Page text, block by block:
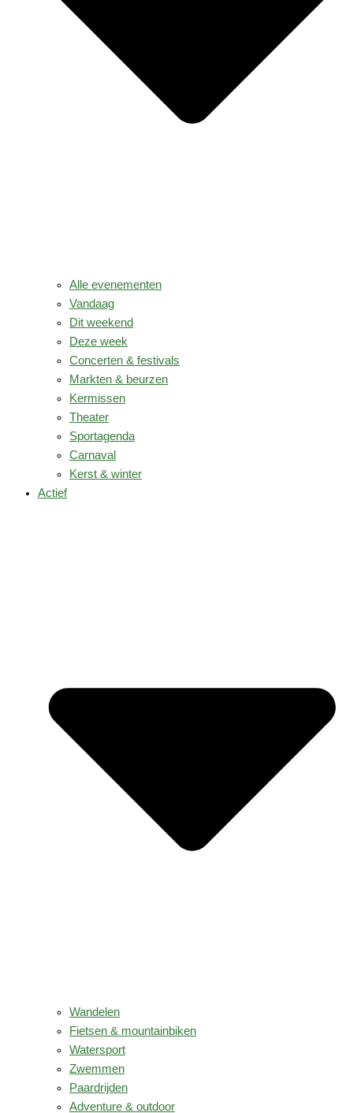
Alle evenementen
Vandaag
Dit weekend
Deze week
Concerten & festivals
Markten & beurzen
Kermissen
Theater
Sportagenda
Carnaval
Kerst & winter
Actief
Wandelen
Fietsen & mountainbiken
Watersport
Zwemmen
Paardrijden
Adventure & outdoor